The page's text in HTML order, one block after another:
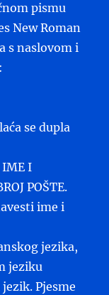
pismu
New Roman
s naslovom i
se dupla
I
POŠTE.
ime i
jezika,
jeziku
Pjesme